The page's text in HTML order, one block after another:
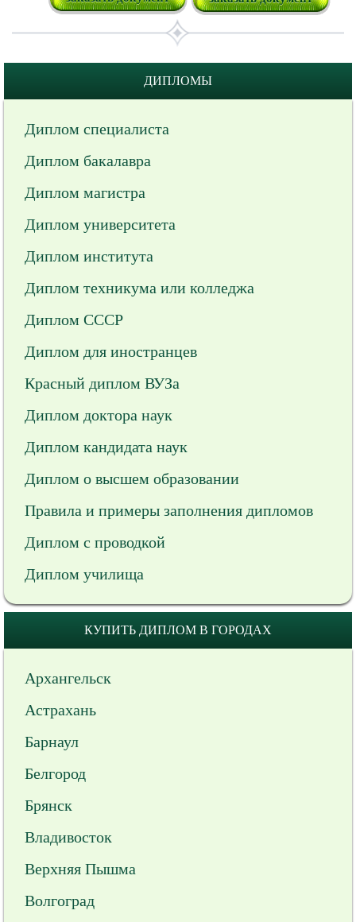
ДИПЛОМЫ
Диплом специалиста
Диплом бакалавра
Диплом магистра
Диплом университета
Диплом института
Диплом техникума или колледжа
Диплом СССР
Диплом для иностранцев
Красный диплом ВУЗа
Диплом доктора наук
Диплом кандидата наук
Диплом о высшем образовании
Правила и примеры заполнения дипломов
Диплом с проводкой
Диплом училища
КУПИТЬ ДИПЛОМ В ГОРОДАХ
Архангельск
Астрахань
Барнаул
Белгород
Брянск
Владивосток
Верхняя Пышма
Волгоград